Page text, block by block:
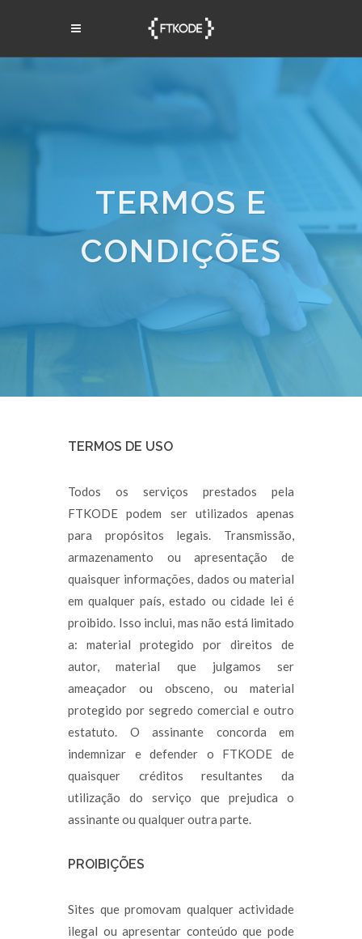
TERMOS E
CONDIÇÕES
TERMOS DE USO
Todos os serviços prestados pela
FTKODE podem ser utilizados apenas
para propósitos legais. Transmissão,
armazenamento ou apresentação de
quaisquer informações, dados ou material
em qualquer país, estado ou cidade lei é
proibido. Isso inclui, mas não está limitado
a: material protegido por direitos de
autor, material que julgamos ser
ameaçador ou obsceno, ou material
protegido por segredo comercial e outro
estatuto. O assinante concorda em
indemnizar e defender o FTKODE de
quaisquer créditos resultantes da
utilização do serviço que prejudica o
assinante ou qualquer outra parte.
PROIBIÇÕES
Sites que promovam qualquer actividade
ilegal ou apresentar conteúdo que pode